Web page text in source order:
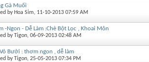
Gà Muối
by Hoa Sim, 11-10-2013 07:59 AM
-Ngon - Dễ Làm :Chè Bột Lọc , Khoai Môn
byTigon, 06-09-2013 02:48 AM
Bưởi : thơm ngon , dễ làm
byTigon, 25-05-2013 07:34 PM